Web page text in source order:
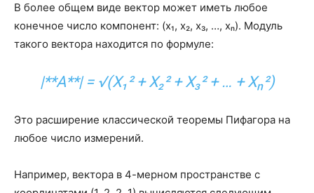
В более общем виде вектор может иметь любое
конечное число компонент: (x₁, x₂, x₃, …, xₙ). Модуль
такого вектора находится по формуле:
|**A**| = √(X₁² + X₂² + X₃² + … + Xₙ²)
Это расширение классической теоремы Пифагора на
любое число измерений.
Например, вектора в 4-мерном пространстве с